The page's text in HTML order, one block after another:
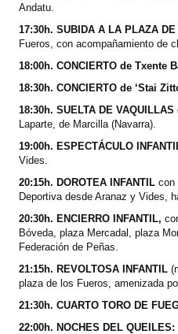
Andatu.
17:30h. SUBIDA A LA PLAZA DE
Fueros, con acompañamiento de
18:00h. CONCIERTO de Txente
18:30h. CONCIERTO de ‘Stai
18:30h. SUELTA DE VAQUILLAS
Laparte, de Marcilla (Navarra).
19:00h. ESPECTÁCULO
Vides.
20:15h. DOROTEA INFANTIL con
Deportiva desde Aranaz y Vides,
20:30h. ENCIERRO INFANTIL,
Bóveda, plaza Mercadal, plaza
Federación de Peñas.
21:15h. REVOLTOSA INFANTIL
plaza de los Fueros, amenizada
21:30h. CUARTO TORO DE
22:00h. NOCHES DEL QUEILES: